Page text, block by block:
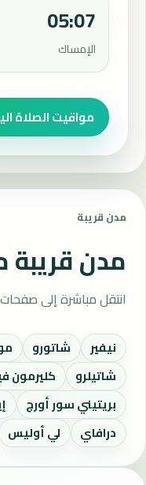
05:07
الإمساك
مواقيت الصلاة
مدن قريبة
مدن قريبة
انتقل مباشرة إلى
نيفير شاتورو
شاتيلرو
كليرمون
بريتيني سور أورج
درافاي
لي أوليس